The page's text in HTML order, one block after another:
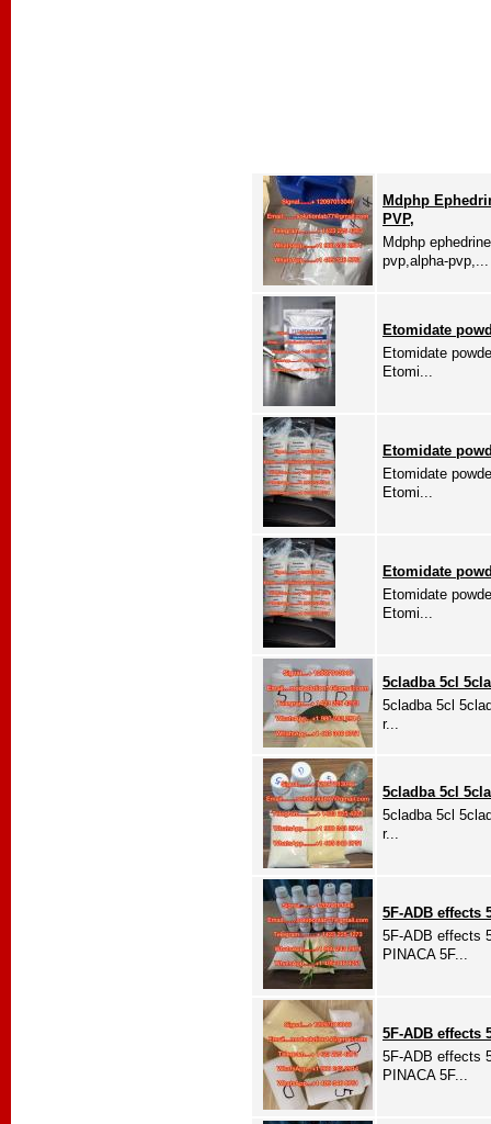
Mdphp
PVP,
Mdphp
pvp,alpha-pvp,...
Etomidate
Etomidate
Etomi...
Etomidate
Etomidate
Etomi...
Etomidate
Etomidate
Etomi...
5cladba 5cl
5cladba 5cl
r...
5cladba 5cl
5cladba 5cl
r...
5F-ADB effects
5F-ADB effects
PINACA 5F...
5F-ADB effects
5F-ADB effects
PINACA 5F...